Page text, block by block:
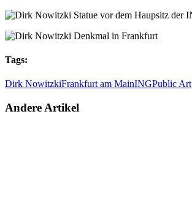
Tags:
Dirk NowitzkiFrankfurt am MainINGPublic Art
Andere Artikel